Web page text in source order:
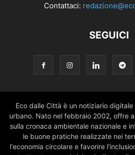
Contattaci:
SEGUICI
Eco dalle Città è un notiziario
urbano. Nato nel febbraio 2002, offre
sulla cronaca ambientale nazionale e
le buone pratiche realizzate nei
l'economia circolare e favorire